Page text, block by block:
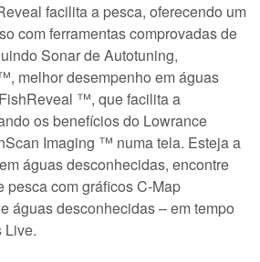
facilita a pesca, oferecendo um
com ferramentas comprovadas de
Sonar de Autotuning,
melhor desempenho em águas
™, que facilita a
os benefícios do Lowrance
Imaging ™ numa tela. Esteja a
águas desconhecidas, encontre
pesca com gráficos C-Map
águas desconhecidas – em tempo
Live.